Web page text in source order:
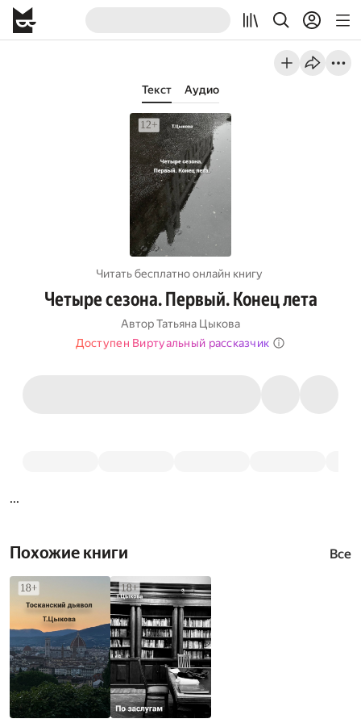
Текст Аудио
Читать бесплатно онлайн книгу
Четыре сезона. Первый. Конец лета
АвторТатьяна Цыкова
Доступен Виртуальный рассказчик
...
Похожие книги Все